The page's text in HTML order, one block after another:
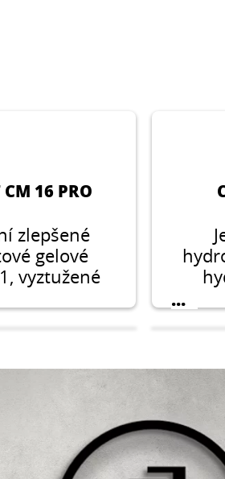
CM 16 PRO
zlepšené
gelové
vyztužené
technologií
...